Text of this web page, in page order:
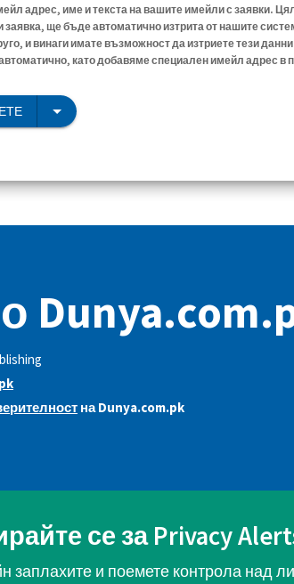
адрес, име и текста на вашите имейли с заявки.
ще бъде автоматично изтрита от нашите
и винаги имате възможност да изтриете тези
като добавяме специален имейл адрес в
на Dunya.com.pk
се за Privacy
заплахите и поемете контрола над